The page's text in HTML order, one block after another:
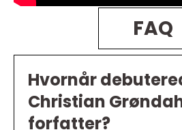
FAQ
Hvornår
Christian
forfatter?